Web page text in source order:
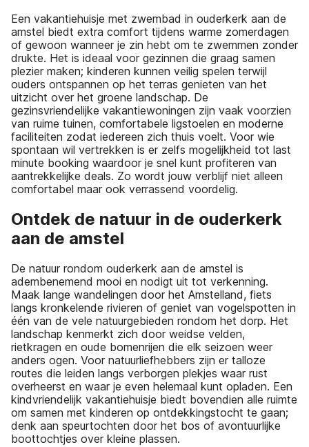
Een vakantiehuisje met zwembad in ouderkerk aan de
amstel biedt extra comfort tijdens warme zomerdagen
of gewoon wanneer je zin hebt om te zwemmen zonder
drukte. Het is ideaal voor gezinnen die graag samen
plezier maken; kinderen kunnen veilig spelen terwijl
ouders ontspannen op het terras genieten van het
uitzicht over het groene landschap. De
gezinsvriendelijke vakantiewoningen zijn vaak voorzien
van ruime tuinen, comfortabele ligstoelen en moderne
faciliteiten zodat iedereen zich thuis voelt. Voor wie
spontaan wil vertrekken is er zelfs mogelijkheid tot last
minute booking waardoor je snel kunt profiteren van
aantrekkelijke deals. Zo wordt jouw verblijf niet alleen
comfortabel maar ook verrassend voordelig.
Ontdek de natuur in de ouderkerk
aan de amstel
De natuur rondom ouderkerk aan de amstel is
adembenemend mooi en nodigt uit tot verkenning.
Maak lange wandelingen door het Amstelland, fiets
langs kronkelende rivieren of geniet van vogelspotten in
één van de vele natuurgebieden rondom het dorp. Het
landschap kenmerkt zich door weidse velden,
rietkragen en oude bomenrijen die elk seizoen weer
anders ogen. Voor natuurliefhebbers zijn er talloze
routes die leiden langs verborgen plekjes waar rust
overheerst en waar je even helemaal kunt opladen. Een
kindvriendelijk vakantiehuisje biedt bovendien alle ruimte
om samen met kinderen op ontdekkingstocht te gaan;
denk aan speurtochten door het bos of avontuurlijke
boottochtjes over kleine plassen.